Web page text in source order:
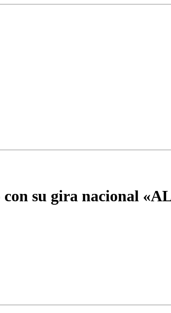
su gira nacional